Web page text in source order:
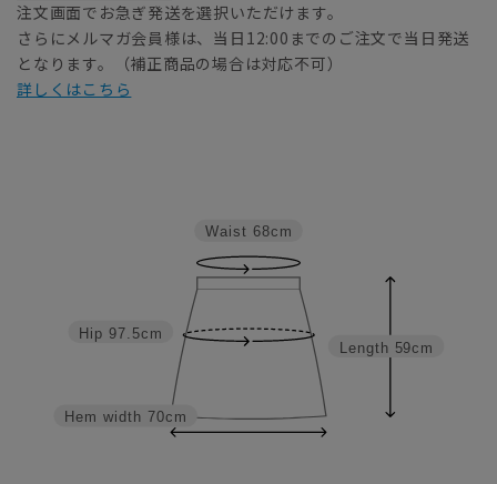
注文画面でお急ぎ発送を選択いただけます。
さらにメルマガ会員様は、当日12:00までのご注文で当日発送
となります。（補正商品の場合は対応不可）
詳しくはこちら
Length 59cm
Hem width 70cm
Hip 97.5cm
Waist 68cm